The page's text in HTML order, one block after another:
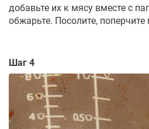
добавьте их к мясу вместе с
обжарьте. Посолите, поперчите
Шаг 4